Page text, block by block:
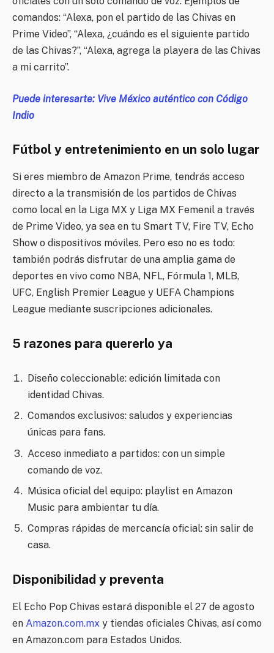
comandos: “Alexa, pon el partido de las Chivas en
Prime Video”, “Alexa, ¿cuándo es el siguiente partido
de las Chivas?”, “Alexa, agrega la playera de las Chivas
a mi carrito”.
Puede interesarte: Vive México auténtico con Código
Indio
Fútbol y entretenimiento en un solo lugar
Si eres miembro de Amazon Prime, tendrás acceso
directo a la transmisión de los partidos de Chivas
como local en la Liga MX y Liga MX Femenil a través
de Prime Video, ya sea en tu Smart TV, Fire TV, Echo
Show o dispositivos móviles. Pero eso no es todo:
también podrás disfrutar de una amplia gama de
deportes en vivo como NBA, NFL, Fórmula 1, MLB,
UFC, English Premier League y UEFA Champions
League mediante suscripciones adicionales.
5 razones para quererlo ya
Diseño coleccionable: edición limitada con
identidad Chivas.
Comandos exclusivos: saludos y experiencias
únicas para fans.
Acceso inmediato a partidos: con un simple
comando de voz.
Música oficial del equipo: playlist en Amazon
Music para ambientar tu día.
Compras rápidas de mercancía oficial: sin salir de
casa.
Disponibilidad y preventa
El Echo Pop Chivas estará disponible el 27 de agosto
en Amazon.com.mx y tiendas oficiales Chivas, así como
en Amazon.com para Estados Unidos.